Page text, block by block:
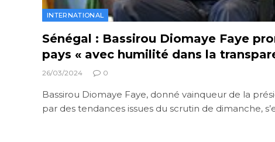
INTERNATIONAL
Sénégal : Bassirou Diomaye Faye
pays « avec humilité dans la
26/03/2024 0
Bassirou Diomaye Faye, donné vainqueur de la
par des tendances issues du scrutin de dimanche,